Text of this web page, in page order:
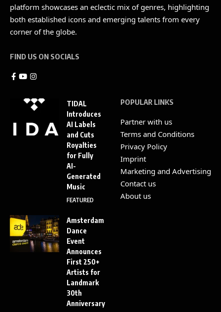
platform showcases an eclectic mix of genres, highlighting
both established icons and emerging talents from every
corner of the globe.
FIND US ON SOCIALS
TIDAL
Introduces
AI Labels
and Cuts
Royalties
for Fully
AI-
Generated
Music
FEATURED
Amsterdam
Dance
Event
Announces
First 250+
Artists for
Landmark
30th
Anniversary
POPULAR LINKS
Partner with us
Terms and Conditions
Privacy Policy
Imprint
Marketing and Advertising
Contact us
About us